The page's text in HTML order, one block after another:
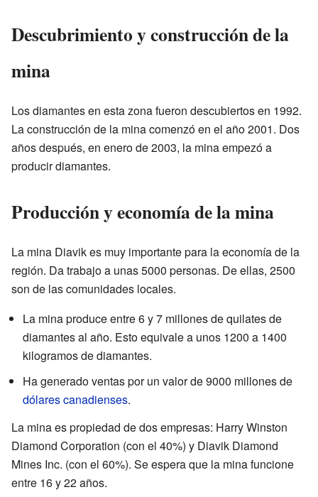
Descubrimiento y construcción de la
mina
Los diamantes en esta zona fueron descubiertos en 1992.
La construcción de la mina comenzó en el año 2001. Dos
años después, en enero de 2003, la mina empezó a
producir diamantes.
Producción y economía de la mina
La mina Diavik es muy importante para la economía de la
región. Da trabajo a unas 5000 personas. De ellas, 2500
son de las comunidades locales.
La mina produce entre 6 y 7 millones de quilates de
diamantes al año. Esto equivale a unos 1200 a 1400
kilogramos de diamantes.
Ha generado ventas por un valor de 9000 millones de
dólares canadienses.
La mina es propiedad de dos empresas: Harry Winston
Diamond Corporation (con el 40%) y Diavik Diamond
Mines Inc. (con el 60%). Se espera que la mina funcione
entre 16 y 22 años.